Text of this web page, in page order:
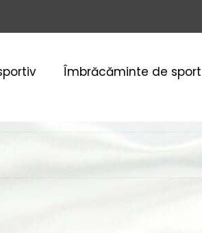
Îmbrăcăminte de sport